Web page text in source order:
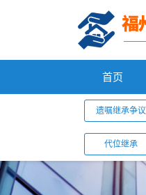
首页
遗嘱继承争议
代位继承